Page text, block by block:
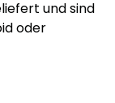
und sind
oder